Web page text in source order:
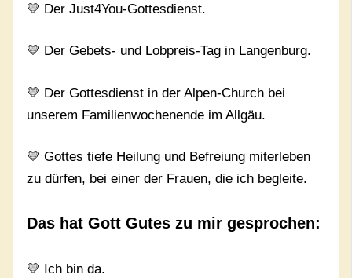
💛 Der Just4You-Gottesdienst.
💛 Der Gebets- und Lobpreis-Tag in Langenburg.
💛 Der Gottesdienst in der Alpen-Church bei
unserem Familienwochenende im Allgäu.
💛 Gottes tiefe Heilung und Befreiung miterleben
zu dürfen, bei einer der Frauen, die ich begleite.
Das hat Gott Gutes zu mir gesprochen:
💛 Ich bin da.